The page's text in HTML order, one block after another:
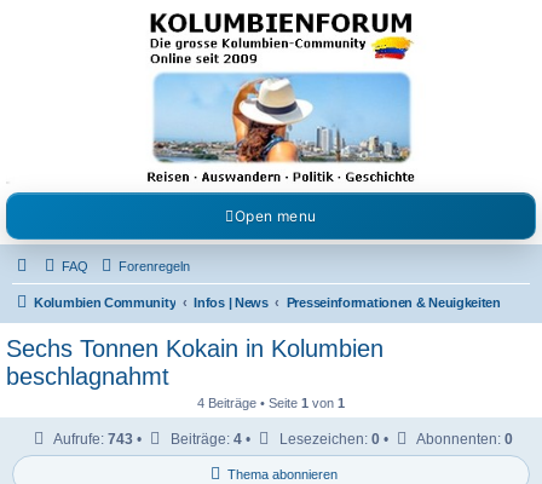
Kolumbienforum - Das
grosse Forum der
Freunde Kolumbiens
Reisen, Auswandern, Kultur, Politik, Geschichte und Visum in Kolumbien und Venezuela.
Austausch, Erfahrungen und Gemeinschaft im Kolumbienforum
Open menu
FAQ Forenregeln
Kolumbien Community Infos | News Presseinformationen & Neuigkeiten
Sechs Tonnen Kokain in Kolumbien
beschlagnahmt
4 Beiträge • Seite 1 von 1
Thema abonnieren
Aufrufe: 743 • Beiträge: 4 • Lesezeichen: 0 • Abonnenten: 0